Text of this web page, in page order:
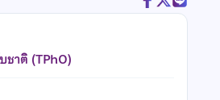
าติ (TPhO)